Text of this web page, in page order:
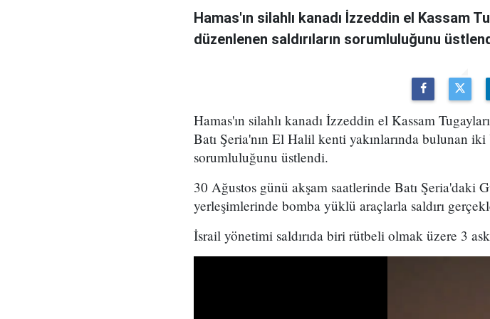
Hamas'ın silahlı kanadı İzzeddin el Kassam
düzenlenen saldırıların sorumluluğunu
Hamas'ın silahlı kanadı İzzeddin el Kassam
Batı Şeria'nın El Halil kenti yakınlarında bulunan
sorumluluğunu üstlendi.
30 Ağustos günü akşam saatlerinde Batı Şeria'daki
yerleşimlerinde bomba yüklü araçlarla saldırı
İsrail yönetimi saldırıda biri rütbeli olmak üzere 3